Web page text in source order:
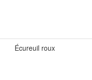
Écureuil roux